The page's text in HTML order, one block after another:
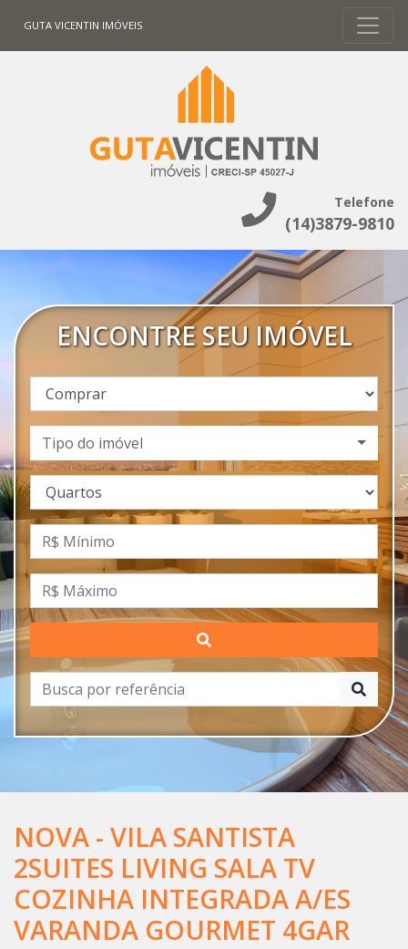
GUTA VICENTIN IMÓVEIS
Telefone
(14)3879-9810
ENCONTRE SEU IMÓVEL
Tipo do imóvel
NOVA - VILA SANTISTA
2SUITES LIVING SALA TV
COZINHA INTEGRADA A/ES
VARANDA GOURMET 4GAR